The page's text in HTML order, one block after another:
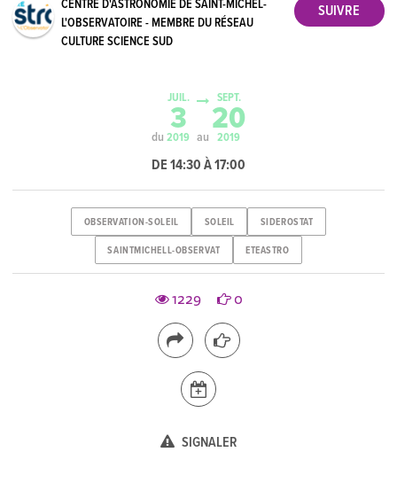
CENTRE D'ASTRONOMIE DE SAINT-MICHEL-
L'OBSERVATOIRE - MEMBRE DU RÉSEAU
CULTURE SCIENCE SUD
du
JUIL.
3
2019 au
SEPT.
20
2019
DE 14:30 À 17:00
OBSERVATION-SOLEIL SOLEIL SIDEROSTAT
SAINTMICHELL-OBSERVAT ETEASTRO
1229 0
SIGNALER